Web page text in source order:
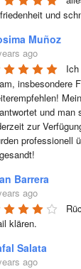
und
Muñoz
ago
insbesondere
und man
zur
professionell
Barrera
ago
klären.
Salata
ago